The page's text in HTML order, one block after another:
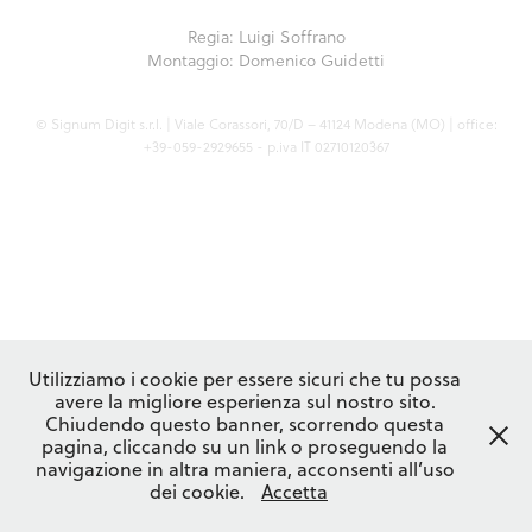
Regia: Luigi Soffrano
Montaggio: Domenico Guidetti
© Signum Digit s.r.l. | Viale Corassori, 70/D – 41124 Modena (MO) | office:
+39-059-2929655 - p.iva IT 02710120367
Utilizziamo i cookie per essere sicuri che tu possa
avere la migliore esperienza sul nostro sito.
Chiudendo questo banner, scorrendo questa
pagina, cliccando su un link o proseguendo la
navigazione in altra maniera, acconsenti all’uso
dei cookie.
Accetta